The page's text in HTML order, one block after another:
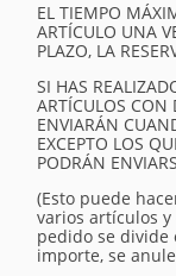
EL TIEMPO
ARTÍCULO UNA
PLAZO, LA
SI HAS
ARTÍCULOS CON
ENVIARÁN
EXCEPTO LOS
PODRÁN
(Esto puede
varios artículos
pedido se divide
importe, se